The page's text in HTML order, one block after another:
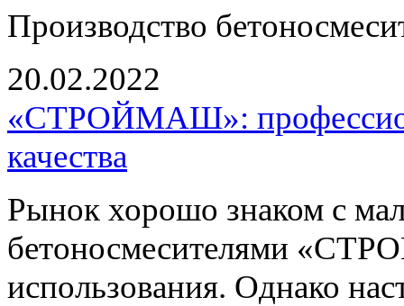
Производство
20.02.2022
«СТРОЙМАШ»:
качества
Рынок хорошо знаком с
бетоносмесителями
использования. Однако